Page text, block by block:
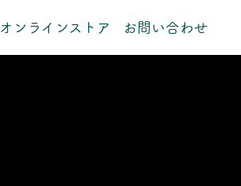
オンラインストア お問い合わせ